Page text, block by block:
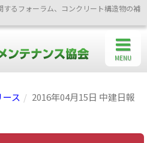
るフォーラム、コンクリート構造物の補
ス 2016年04月15日 中建日報
MENU